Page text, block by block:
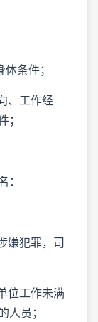
条件；
、工作经
；
：
嫌犯罪，司
位工作未满
人员；